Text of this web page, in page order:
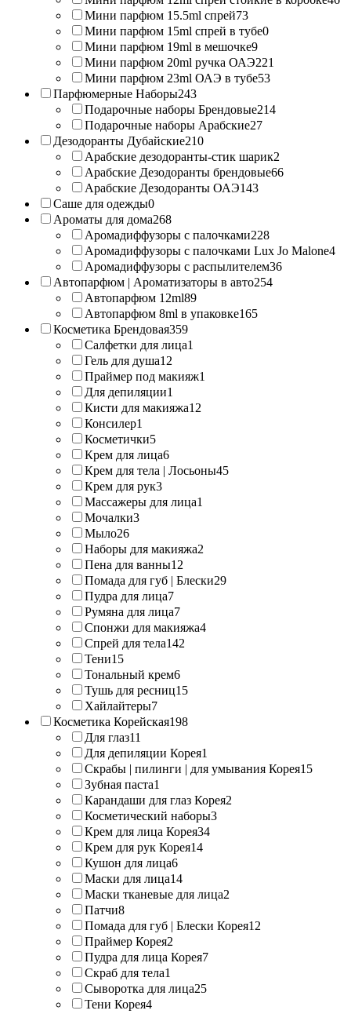
Мини парфюм 15.5ml спрей73
Мини парфюм 15ml спрей в тубе0
Мини парфюм 19ml в мешочке9
Мини парфюм 20ml ручка ОАЭ221
Мини парфюм 23ml ОАЭ в тубе53
Парфюмерные Наборы243
Подарочные наборы Брендовые214
Подарочные наборы Арабские27
Дезодоранты Дубайские210
Арабские дезодоранты-стик шарик2
Арабские Дезодоранты брендовые66
Арабские Дезодоранты ОАЭ143
Саше для одежды0
Ароматы для дома268
Аромадиффузоры с палочками228
Аромадиффузоры с палочками Lux Jo Malone4
Аромадиффузоры с распылителем36
Автопарфюм | Ароматизаторы в авто254
Автопарфюм 12ml89
Автопарфюм 8ml в упаковке165
Косметика Брендовая359
Салфетки для лица1
Гель для душа12
Праймер под макияж1
Для депиляции1
Кисти для макияжа12
Консилер1
Косметички5
Крем для лица6
Крем для тела | Лосьоны45
Крем для рук3
Массажеры для лица1
Мочалки3
Мыло26
Наборы для макияжа2
Пена для ванны12
Помада для губ | Блески29
Пудра для лица7
Румяна для лица7
Спонжи для макияжа4
Спрей для тела142
Тени15
Тональный крем6
Тушь для ресниц15
Хайлайтеры7
Косметика Корейская198
Для глаз11
Для депиляции Корея1
Скрабы | пилинги | для умывания Корея15
Зубная паста1
Карандаши для глаз Корея2
Косметический наборы3
Крем для лица Корея34
Крем для рук Корея14
Кушон для лица6
Маски для лица14
Маски тканевые для лица2
Патчи8
Помада для губ | Блески Корея12
Праймер Корея2
Пудра для лица Корея7
Скраб для тела1
Сыворотка для лица25
Тени Корея4